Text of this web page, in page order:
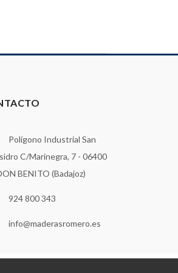
Polígono Industrial San
C/Marinegra, 7 - 06400
BENITO (Badajoz)
924 800 343
info@maderasromero.es